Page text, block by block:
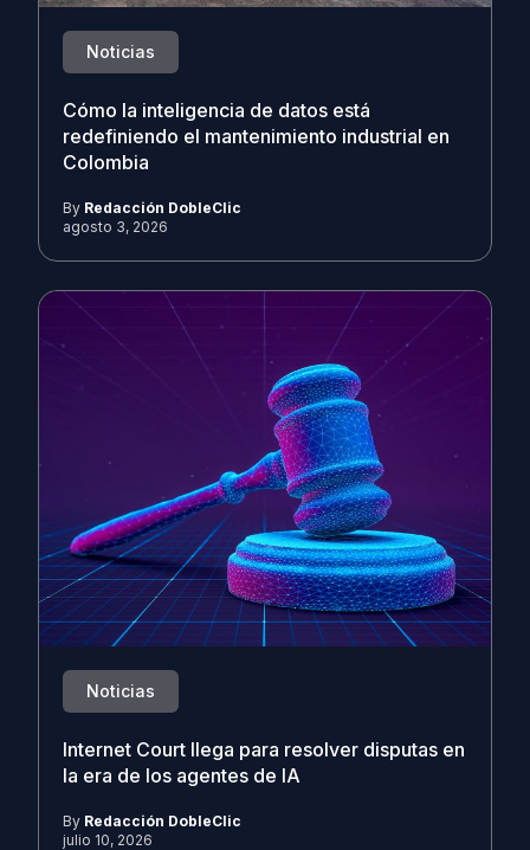
Noticias
Cómo la inteligencia de datos está
redefiniendo el mantenimiento industrial en
Colombia
By Redacción DobleClic
agosto 3, 2026
Noticias
Internet Court llega para resolver disputas en
la era de los agentes de IA
By Redacción DobleClic
julio 10, 2026